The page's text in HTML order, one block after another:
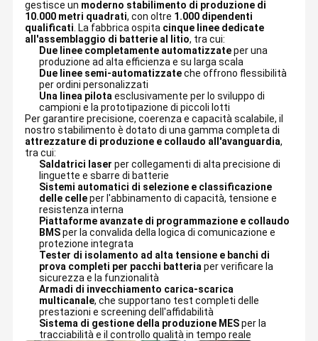
gestisce un moderno stabilimento di produzione di
10.000 metri quadrati, con oltre 1.000 dipendenti
qualificati . La fabbrica ospita cinque linee dedicate
all'assemblaggio di batterie al litio, tra cui:
Due linee completamente automatizzateper una
produzione ad alta efficienza e su larga scala
Due linee semi-automatizzateche offrono flessibilità
per ordini personalizzati
Una linea pilota esclusivamente per lo sviluppo di
campioni e la prototipazione di piccoli lotti
Per garantire precisione, coerenza e capacità scalabile, il
nostro stabilimento è dotato di una gamma completa di
attrezzature di produzione e collaudo all'avanguardia,
tra cui:
Saldatrici laser per collegamenti di alta precisione di
linguette e sbarre di batterie
Sistemi automatici di selezione e classificazione
delle celleper l'abbinamento di capacità, tensione e
resistenza interna
Piattaforme avanzate di programmazione e collaudo
BMSper la convalida della logica di comunicazione e
protezione integrata
Tester di isolamento ad alta tensione e banchi di
prova completi per pacchi batteria per verificare la
sicurezza e la funzionalità
Armadi di invecchiamento carica-scarica
multicanale, che supportano test completi delle
prestazioni e screening dell'affidabilità
Sistema di gestione della produzione MESper la
tracciabilità e il controllo qualità in tempo reale